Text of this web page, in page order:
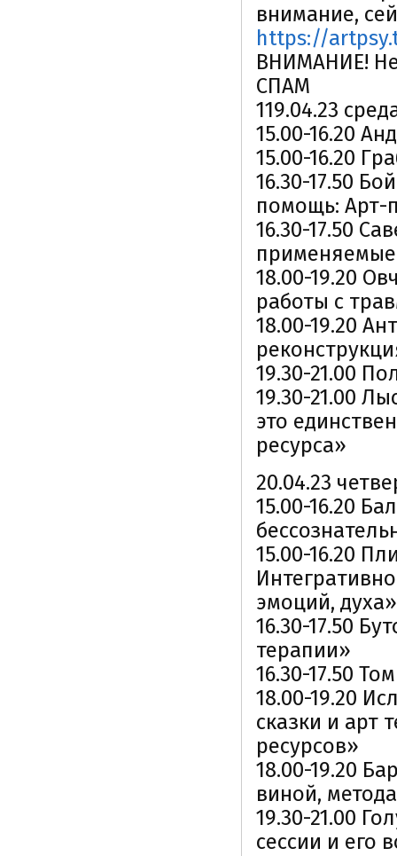
внимание,
https://
ВНИМАНИЕ!
СПАМ
119.04.23
15.00-16.20
15.00-16.20
16.30-17.50
помощь: Арт-
16.30-17.50
применяемые
18.00-19.20
работы с
18.00-19.20
19.30-21.00
19.30-21.00
это
ресурса»
20.04.23
15.00-16.20
15.00-16.20
эмоций, духа»
16.30-17.50
терапии»
16.30-17.50
18.00-19.20
сказки и арт
ресурсов»
18.00-19.20
виной,
19.30-21.00
сессии и его